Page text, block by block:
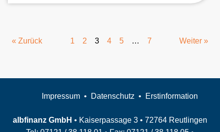
« Zurück 1 2 3 4 5 … 7 Weiter »
Impressum Datenschutz Erstinformation
albfinanz GmbH • Kaiserpassage 3 • 72764 Reutlingen